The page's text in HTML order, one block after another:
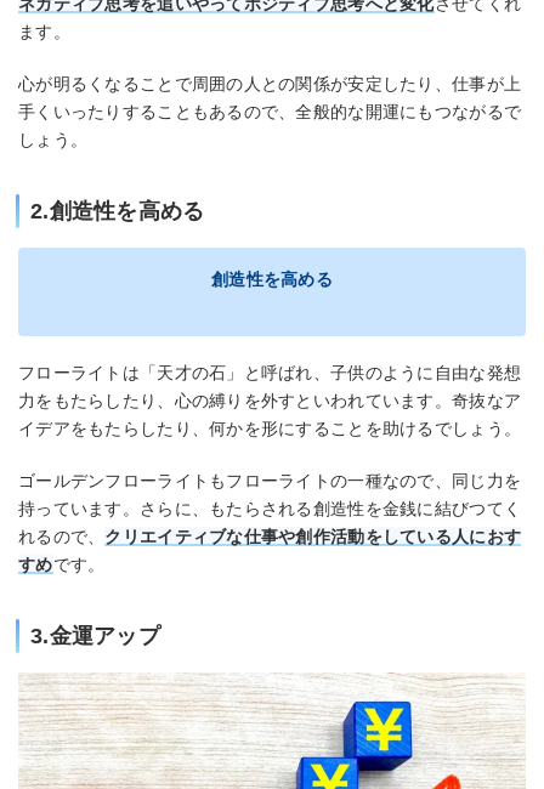
ネガティブ思考を追いやってポジティブ思考へと変化させてくれ
ます。
心が明るくなることで周囲の人との関係が安定したり、仕事が上
手くいったりすることもあるので、全般的な開運にもつながるで
しょう。
2.創造性を高める
創造性を高める
フローライトは「天才の石」と呼ばれ、子供のように自由な発想
力をもたらしたり、心の縛りを外すといわれています。奇抜なア
イデアをもたらしたり、何かを形にすることを助けるでしょう。
ゴールデンフローライトもフローライトの一種なので、同じ力を
持っています。さらに、もたらされる創造性を金銭に結びつてく
れるので、 クリエイティブな仕事や創作活動をしている人におす
すめです。
3.金運アップ